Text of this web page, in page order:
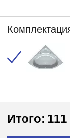
Итого: 111